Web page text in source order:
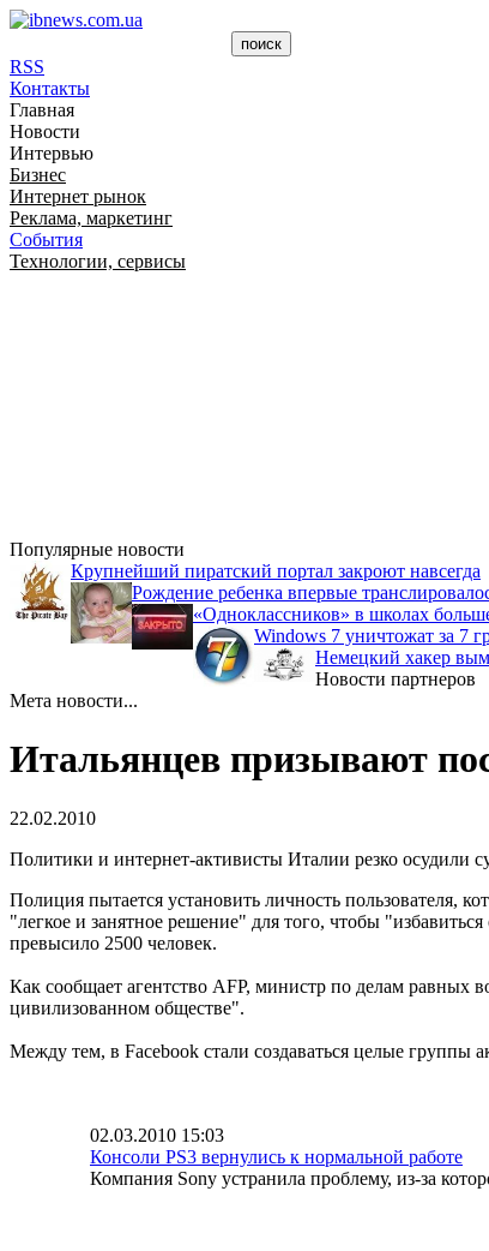
RSS
Контакты
Главная
Новости
Интервью
Бизнес
Интернет рынок
Реклама, маркетинг
События
Технологии, сервисы
Популярные новости
Крупнейший пиратский портал закроют навсегда
Рождение ребенка впервые
«Одноклассников» в школах
Windows 7 уничтожат за 7
Немецкий хакер
Новости партнеров
Мета новости...
Итальянцев призывают
22.02.2010
Политики и интернет-активисты Италии резко осудили
Полиция пытается установить личность пользователя,
"легкое и занятное решение" для того, чтобы
превысило 2500 человек.
Как сообщает агентство AFP, министр по делам равных
цивилизованном обществе".
Между тем, в Facebook стали создаваться целые группы
02.03.2010 15:03
Консоли PS3 вернулись к нормальной работе
Компания Sony устранила проблему, из-за